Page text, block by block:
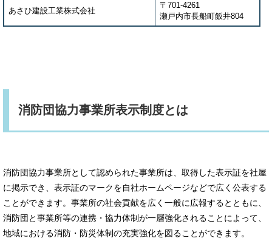
あさひ建設工業株式会社
〒701-4261
瀬戸内市長船町飯井804
消防団協力事業所表示制度とは
消防団協力事業所として認められた事業所は、取得した表示証を社屋
に掲示でき、表示証のマークを自社ホームページなどで広く公表する
ことができます。事業所の社会貢献を広く一般に広報するとともに、
消防団と事業所等の連携・協力体制が一層強化されることによって、
地域における消防・防災体制の充実強化を図ることができます。